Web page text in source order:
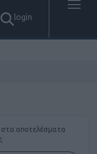
login
στα αποτελέσματα